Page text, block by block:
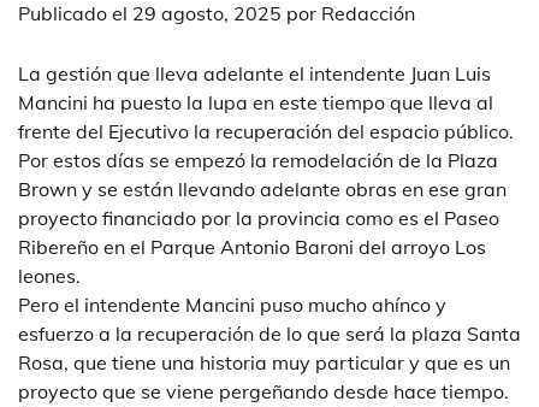
Publicado el 29 agosto, 2025 por Redacción
La gestión que lleva adelante el intendente Juan Luis
Mancini ha puesto la lupa en este tiempo que lleva al
frente del Ejecutivo la recuperación del espacio público.
Por estos días se empezó la remodelación de la Plaza
Brown y se están llevando adelante obras en ese gran
proyecto financiado por la provincia como es el Paseo
Ribereño en el Parque Antonio Baroni del arroyo Los
leones.
Pero el intendente Mancini puso mucho ahínco y
esfuerzo a la recuperación de lo que será la plaza Santa
Rosa, que tiene una historia muy particular y que es un
proyecto que se viene pergeñando desde hace tiempo.